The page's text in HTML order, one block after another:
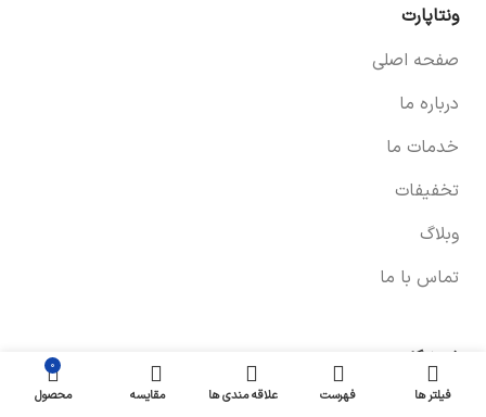
ونتاپارت
صفحه اصلی
درباره ما
خدمات ما
تخفیفات
وبلاگ
تماس با ما
فروشگاه
صفحه فروشگاه
فیلتر ها فهرست علاقه مندی ها مقایسه
۰
محصول